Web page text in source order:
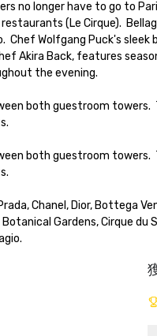
no longer have to go to
(Le Cirque).
Wolfgang Puck's
Akira Back, features
the evening.
both guestroom towers.
both guestroom towers.
Chanel, Dior, Bottega
Gardens, Cirque du